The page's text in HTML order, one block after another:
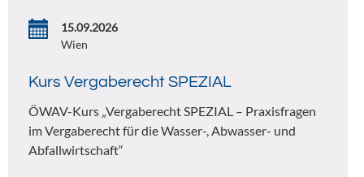
15.09.2026
Wien
Kurs Vergaberecht SPEZIAL
ÖWAV-Kurs „Vergaberecht SPEZIAL – Praxisfragen
im Vergaberecht für die Wasser-, Abwasser- und
Abfallwirtschaft“